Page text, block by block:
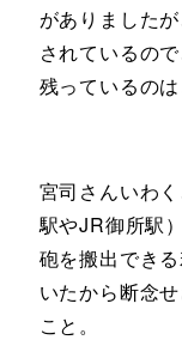
がありました
されているの
残っているのは
宮司さんいわ
駅やJR御所駅
砲を搬出でき
いたから断念
こと。